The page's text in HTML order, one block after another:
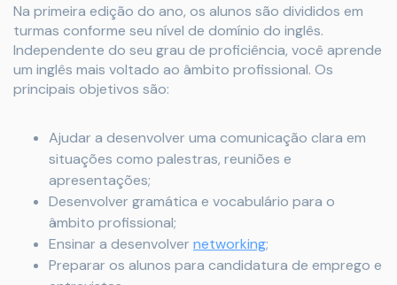
Na primeira edição do ano, os alunos são divididos em
turmas conforme seu nível de domínio do inglês.
Independente do seu grau de proficiência, você aprende
um inglês mais voltado ao âmbito profissional. Os
principais objetivos são:
Ajudar a desenvolver uma comunicação clara em
situações como palestras, reuniões e
apresentações;
Desenvolver gramática e vocabulário para o
âmbito profissional;
Ensinar a desenvolver networking;
Preparar os alunos para candidatura de emprego e